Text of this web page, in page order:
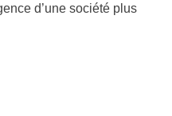
d’une société plus